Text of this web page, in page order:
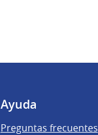
Ayuda
Preguntas frecuentes